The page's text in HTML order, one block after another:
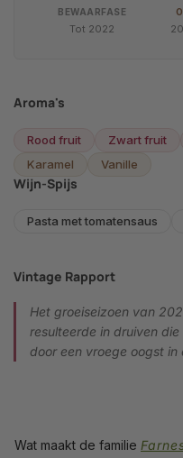
BEWAARFASE
Tot 2022
Aroma's
Rood fruit Zwart fruit
Karamel
Vanille
Wijn-Spijs
Pasta met tomatensaus
Vintage Rapport
Het groeiseizoen van
resulteerde in druiven
door een vroege oogst in
Wat maakt de familie